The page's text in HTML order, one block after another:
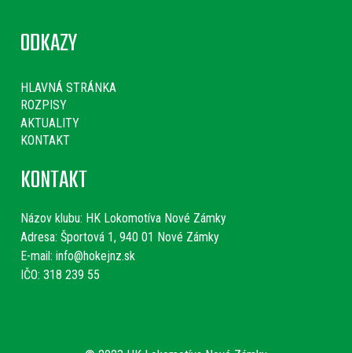
ODKAZY
HLAVNÁ STRÁNKA
ROZPISY
AKTUALITY
KONTAKT
KONTAKT
Názov klubu: HK Lokomotíva Nové Zámky
Adresa: Športová 1, 940 01 Nové Zámky
E-mail: info@hokejnz.sk
IČO: 318 239 55